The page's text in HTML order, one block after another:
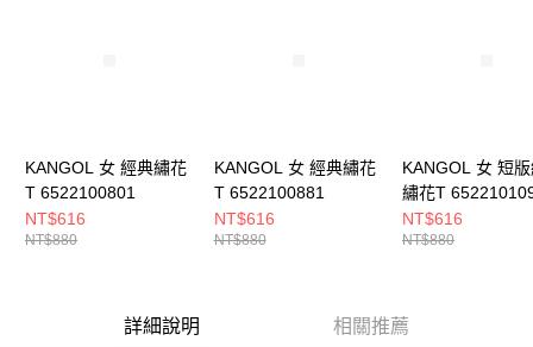
KANGOL 女 經典繡花
T 6522100801
NT$616
NT$880
KANGOL 女 經典繡花
T 6522100881
NT$616
NT$880
KANGOL 女 短
繡花T
NT$616
NT$880
詳細說明 相關推薦